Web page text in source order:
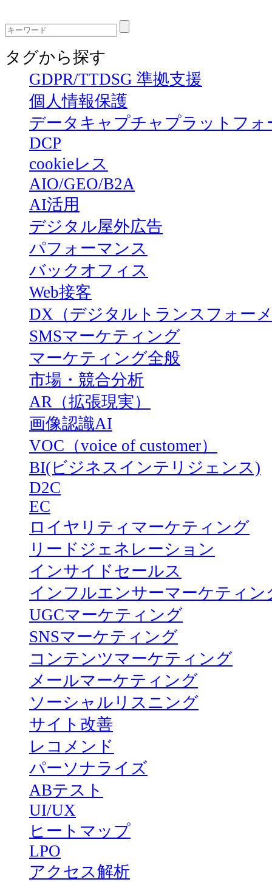
タグから探す
GDPR/TTDSG 準拠支援
個人情報保護
データキャプチャプラットフォ
DCP
cookieレス
AIO/GEO/B2A
AI活用
デジタル屋外広告
パフォーマンス
バックオフィス
Web接客
DX（デジタルトランスフォー
SMSマーケティング
マーケティング全般
市場・競合分析
AR（拡張現実）
画像認識AI
VOC（voice of customer）
BI(ビジネスインテリジェンス)
D2C
EC
ロイヤリティマーケティング
リードジェネレーション
インサイドセールス
インフルエンサーマーケティン
UGCマーケティング
SNSマーケティング
コンテンツマーケティング
メールマーケティング
ソーシャルリスニング
サイト改善
レコメンド
パーソナライズ
ABテスト
UI/UX
ヒートマップ
LPO
アクセス解析